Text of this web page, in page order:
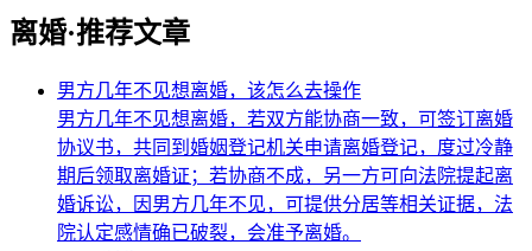
离婚·推荐文章
男方几年不见想离婚，该怎么去操作
男方几年不见想离婚，若双方能协商一致，可签订离婚
协议书，共同到婚姻登记机关申请离婚登记，度过冷静
期后领取离婚证；若协商不成，另一方可向法院提起离
婚诉讼，因男方几年不见，可提供分居等相关证据，法
院认定感情确已破裂，会准予离婚。